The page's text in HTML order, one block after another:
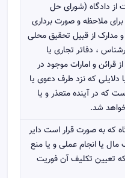
از دادگاه (شورای حل
ملاحظه و صورت برداری
و مدارک از قبیل تحقیق محلی
، دفاتر تجاری یا
قرائن و امارات موجود در
دلایلی که نزد طرف دعوی یا
که در آینده متعذر و یا
شد.
که به صورت قرار است دایر
مال یا انجام عملی و یا منع
تعیین تکلیف آن فوریت